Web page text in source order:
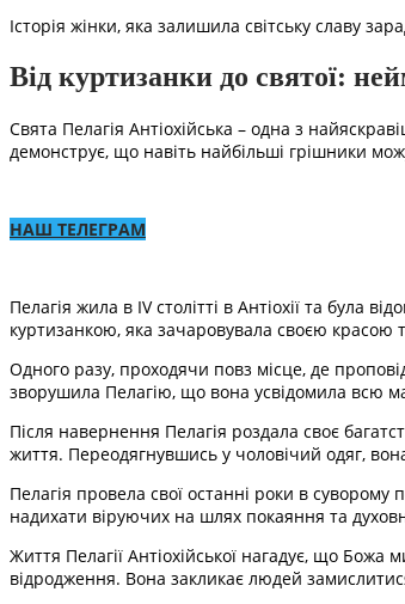
Історія жінки, яка залишила світську славу
Від куртизанки до святої:
Свята Пелагія Антіохійська – одна з
демонструє, що навіть найбільші грішники
НАШ ТЕЛЕГРАМ
Пелагія жила в IV столітті в Антіохії та була
куртизанкою, яка зачаровувала своєю красою
Одного разу, проходячи повз місце, де
зворушила Пелагію, що вона усвідомила всю
Після навернення Пелагія роздала своє
життя. Переодягнувшись у чоловічий одяг,
Пелагія провела свої останні роки в суворому
надихати віруючих на шлях покаяння та
Життя Пелагії Антіохійської нагадує, що Божа
відродження. Вона закликає людей